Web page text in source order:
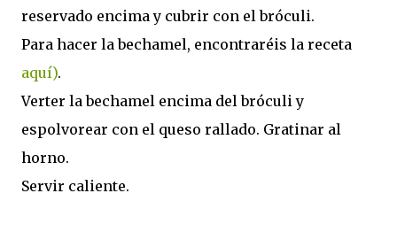
reservado encima y cubrir con el bróculi.
Para hacer la bechamel, encontraréis la receta
aquí).
Verter la bechamel encima del bróculi y
espolvorear con el queso rallado. Gratinar al
horno.
Servir caliente.